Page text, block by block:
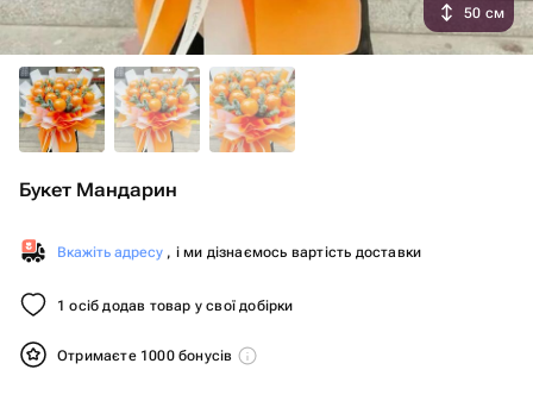
Букет Мандарин
Вкажіть адресу , і ми дізнаємось вартість доставки
1 осіб додав товар у свої добірки
Отримаєте 1000 бонусів
50 см